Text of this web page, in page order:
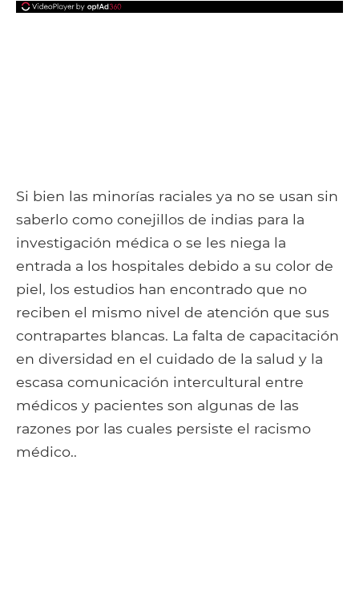
Si bien las minorías raciales ya no se usan sin
saberlo como conejillos de indias para la
investigación médica o se les niega la
entrada a los hospitales debido a su color de
piel, los estudios han encontrado que no
reciben el mismo nivel de atención que sus
contrapartes blancas. La falta de capacitación
en diversidad en el cuidado de la salud y la
escasa comunicación intercultural entre
médicos y pacientes son algunas de las
razones por las cuales persiste el racismo
médico..